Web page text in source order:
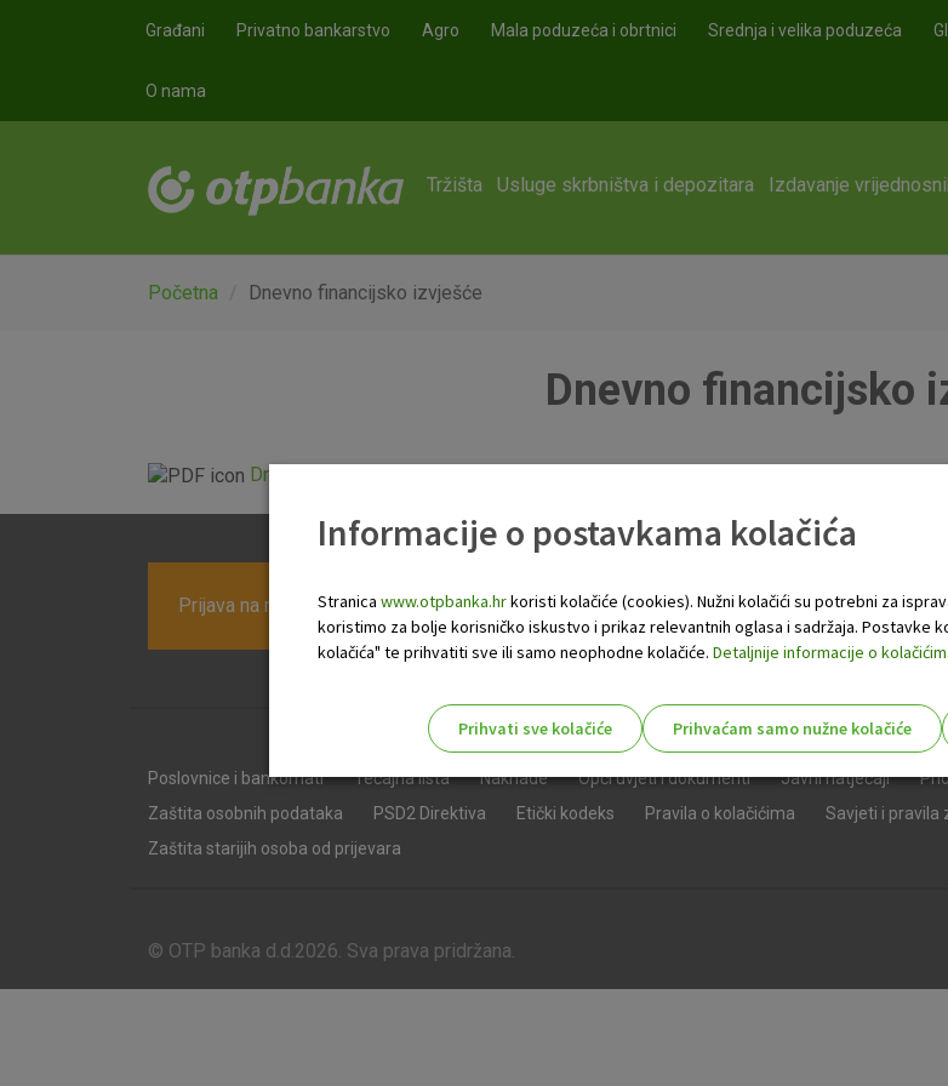
Građani Privatno bankarstvo Agro Mala poduzeća i obrtnici Srednja i velika poduzeća
O nama
Tržišta Usluge skrbništva i depozitara Izdavanje
Početna Dnevno financijsko izvješće
Dnevno financijsko
Dnevno financijsko izvješće.pdf
Prijava na newsletter OTP banke
Poslovnice i bankomati Tečajna lista Naknade Opći uvjeti i dokumenti Javni natječaji
Zaštita osobnih podataka
PSD2 Direktiva Etički kodeks Pravila o kolačićima
Savjeti i pravila
Zaštita starijih osoba od prijevara
© OTP banka d.d.2026. Sva prava pridržana.
Informacije o postavkama kolačića
Stranica www.otpbanka.hrkoristi kolačiće (cookies). Nužni kolačići su potrebni za
koristimo za bolje korisničko iskustvo i prikaz relevantnih oglasa i sadržaja. Postavke
kolačića" te prihvatiti sve ili samo neophodne kolačiće. Detaljnije informacije o
Prihvati sve kolačiće Prihvaćam samo nužne kolačiće